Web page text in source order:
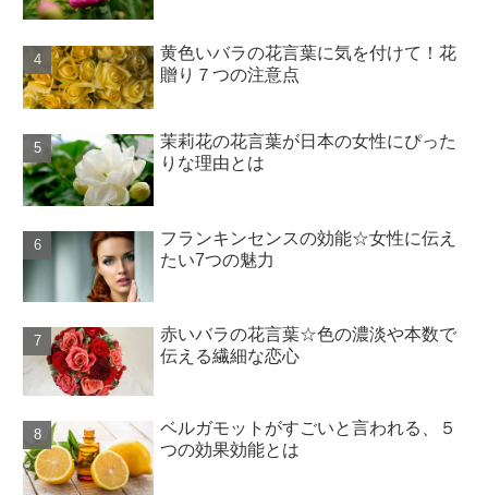
黄色いバラの花言葉に気を付けて！花
贈り７つの注意点
茉莉花の花言葉が日本の女性にぴった
りな理由とは
フランキンセンスの効能☆女性に伝え
たい7つの魅力
赤いバラの花言葉☆色の濃淡や本数で
伝える繊細な恋心
ベルガモットがすごいと言われる、５
つの効果効能とは